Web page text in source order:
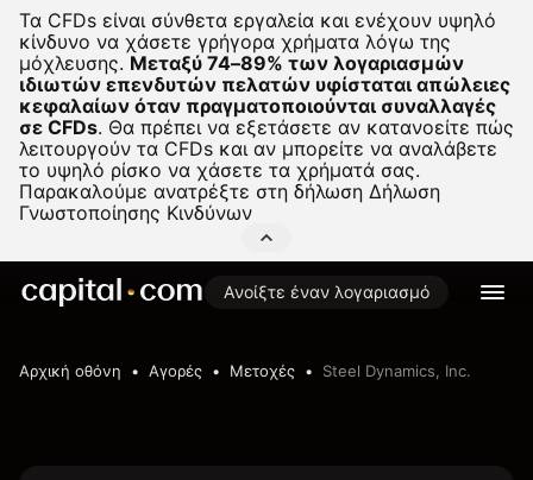
Τα CFDs είναι σύνθετα εργαλεία και ενέχουν υψηλό
κίνδυνο να χάσετε γρήγορα χρήματα λόγω της
μόχλευσης. Μεταξύ 74–89% των λογαριασμών
ιδιωτών επενδυτών πελατών υφίσταται απώλειες
κεφαλαίων όταν πραγματοποιούνται συναλλαγές
σε CFDs. Θα πρέπει να εξετάσετε αν κατανοείτε πώς
λειτουργούν τα CFDs και αν μπορείτε να αναλάβετε
το υψηλό ρίσκο να χάσετε τα χρήματά σας.
Παρακαλούμε ανατρέξτε στη δήλωση Δήλωση
Γνωστοποίησης Κινδύνων
Ανοίξτε έναν λογαριασμό
Αρχική οθόνη Αγορές Μετοχές Steel Dynamics, Inc.